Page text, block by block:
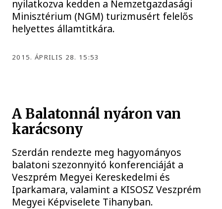
nyilatkozva kedden a Nemzetgazdasági
Minisztérium (NGM) turizmusért felelős
helyettes államtitkára.
2015. ÁPRILIS 28. 15:53
A Balatonnál nyáron van
karácsony
Szerdán rendezte meg hagyományos
balatoni szezonnyitó konferenciáját a
Veszprém Megyei Kereskedelmi és
Iparkamara, valamint a KISOSZ Veszprém
Megyei Képviselete Tihanyban.